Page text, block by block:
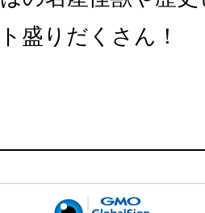
盛りだくさん！